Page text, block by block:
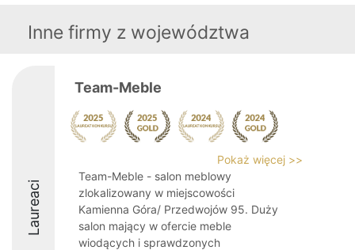
Inne firmy z województwa
Laureaci
Team-Meble
Pokaż więcej >>
Team-Meble - salon meblowy
zlokalizowany w miejscowości
Kamienna Góra/ Przedwojów 95. Duży
salon mający w ofercie meble
wiodących i sprawdzonych